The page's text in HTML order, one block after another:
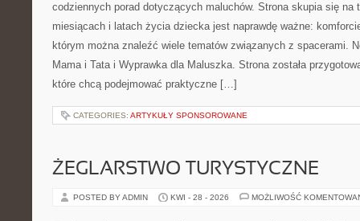
codziennych porad dotyczących maluchów. Strona skupia się na
miesiącach i latach życia dziecka jest naprawdę ważne:
którym można znaleźć wiele tematów związanych z spacerami.
Mama i Tata i Wyprawka dla Maluszka. Strona została
które chcą podejmować praktyczne […]
CATEGORIES: ARTYKUŁY SPONSOROWANE
ŻEGLARSTWO TURYSTYCZNE
POSTED BY ADMIN KWI - 28 - 2026 MOŻLIWOŚĆ